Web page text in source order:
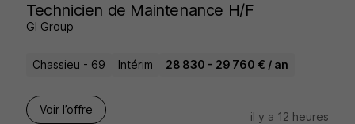
Technicien de Maintenance H/F
GI Group
Chassieu - 69 Intérim 28 830 - 29 760 € / an
Voir l’offre
il y a 12 heures